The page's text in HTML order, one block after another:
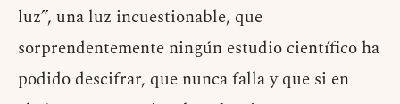
luz”, una luz incuestionable, que
sorprendentemente ningún estudio científico ha
podido descifrar, que nunca falla y que si en